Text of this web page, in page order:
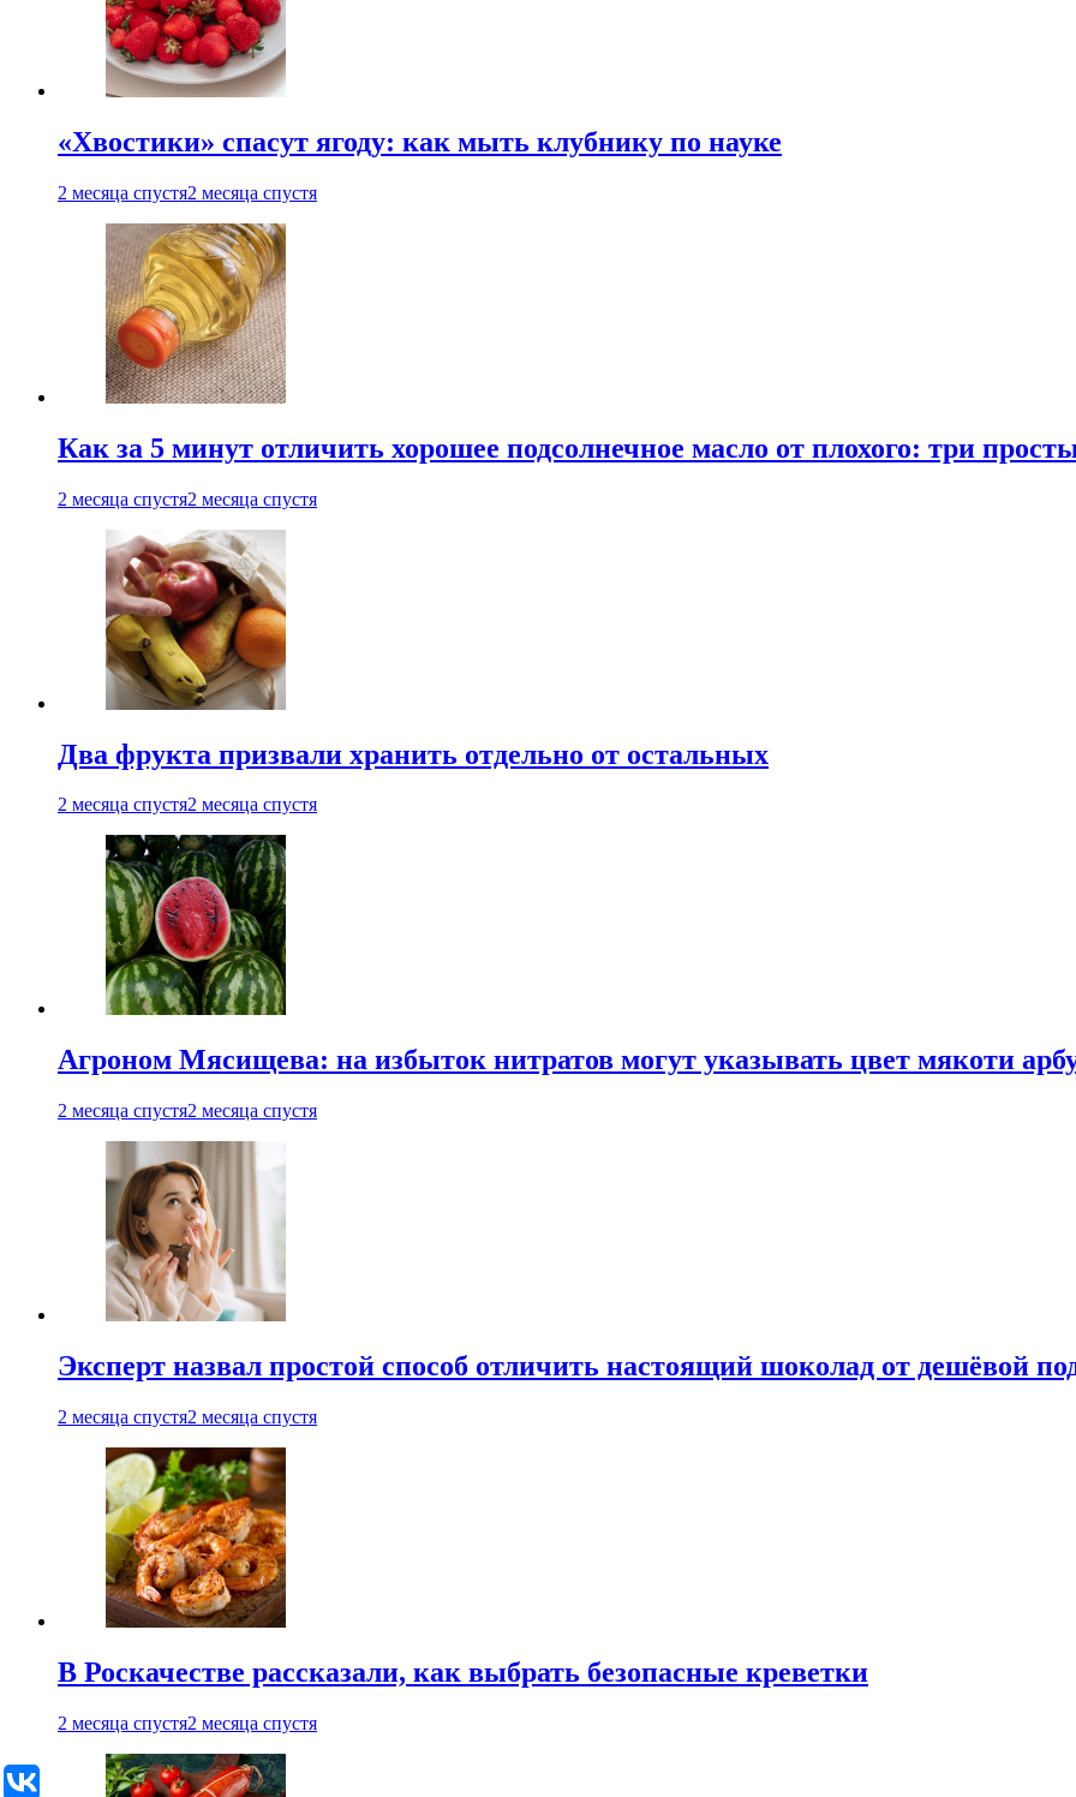
«Хвостики» спасут ягоду: как мыть клубнику по науке
2 месяца спустя2 месяца спустя
Как за 5 минут отличить хорошее подсолнечное масло от плохого: три
2 месяца спустя2 месяца спустя
Два фрукта призвали хранить отдельно от остальных
2 месяца спустя2 месяца спустя
Агроном Мясищева: на избыток нитратов могут указывать цвет мякоти
2 месяца спустя2 месяца спустя
Эксперт назвал простой способ отличить настоящий шоколад от дешёвой
2 месяца спустя2 месяца спустя
В Роскачестве рассказали, как выбрать безопасные креветки
2 месяца спустя2 месяца спустя